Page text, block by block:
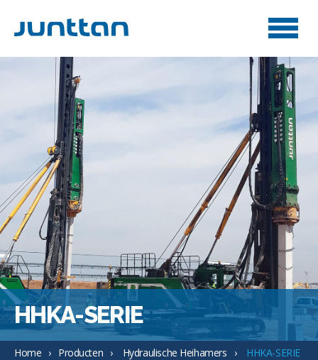
HHKA-SERIE
Home Producten Hydraulische Heihamers HHKA-SERIE